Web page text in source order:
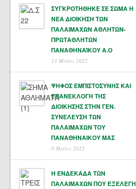
ΣΥΓΚΡΟΤΗΘΗΚΕ ΣΕ ΣΩΜΑ Η
ΝΕΑ ΔΙΟΙΚΗΣΗ ΤΩΝ
ΠΑΛΑΙΜΑΧΩΝ ΑΘΛΗΤΩΝ-
ΠΡΩΤΑΘΛΗΤΩΝ
ΠΑΝΑΘΗΝΑΊΚΟΥ Α.Ο
13 Μάϊος 2022
ΨΗΦΟΣ ΕΜΠΙΣΤΟΣΥΝΗΣ ΚΑΙ
ΕΠΑΝΕΚΛΟΓΗ ΤΗΣ
ΔΙΟΙΚΗΣΗΣ ΣΤΗΝ ΓΕΝ.
ΣΥΝΕΛΕΥΣΗ ΤΩΝ
ΠΑΛΑΙΜΑΧΩΝ ΤΟΥ
ΠΑΝΑΘΗΝΑΙΚΟΥ ΜΑΣ
9 Μάϊος 2022
Η ΕΝΔΕΚΑΔΑ ΤΩΝ
ΠΑΛΑΙΜΑΧΩΝ ΠΟΥ ΕΞΕΛΕΓΗ